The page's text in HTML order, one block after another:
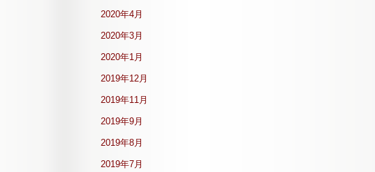
2020年4月
2020年3月
2020年1月
2019年12月
2019年11月
2019年9月
2019年8月
2019年7月